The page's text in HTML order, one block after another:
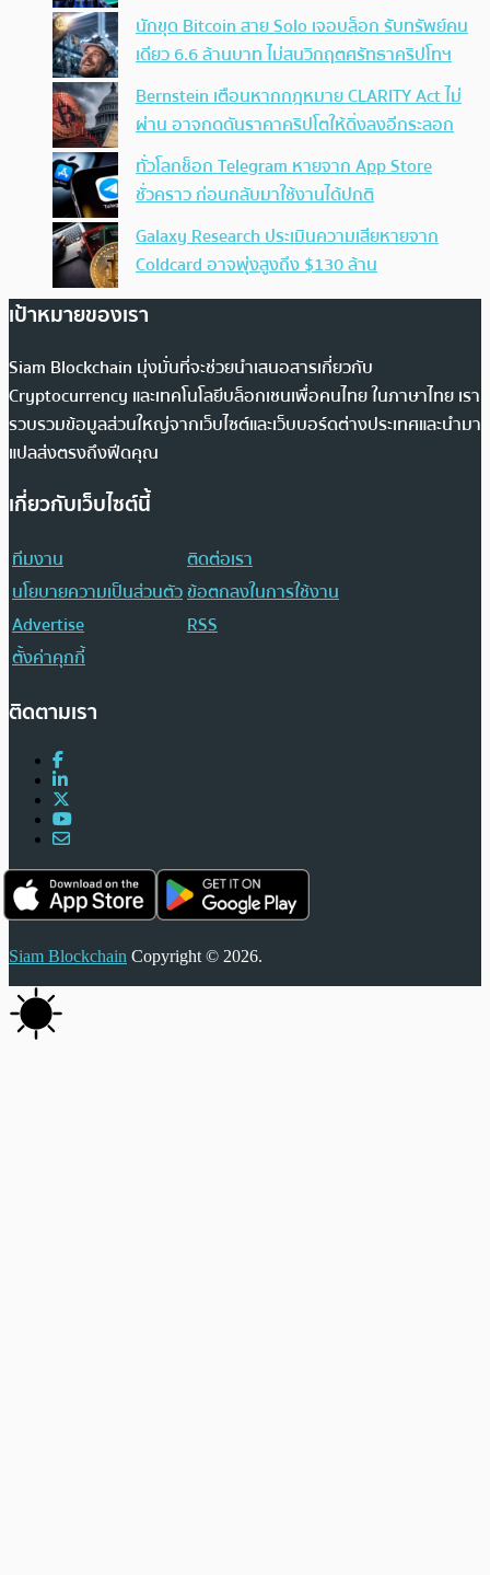
นักขุด Bitcoin สาย Solo เจอบล็อก รับทรัพย์คน
เดียว 6.6 ล้านบาท ไม่สนวิกฤตศรัทธาคริปโทฯ
Bernstein เตือนหากกฎหมาย CLARITY Act ไม่
ผ่าน อาจกดดันราคาคริปโตให้ดิ่งลงอีกระลอก
ทั่วโลกช็อก Telegram หายจาก App Store
ชั่วคราว ก่อนกลับมาใช้งานได้ปกติ
Galaxy Research ประเมินความเสียหายจาก
Coldcard อาจพุ่งสูงถึง $130 ล้าน
เป้าหมายของเรา
Siam Blockchain มุ่งมั่นที่จะช่วยนำเสนอสารเกี่ยวกับ
Cryptocurrency และเทคโนโลยีบล็อกเชนเพื่อคนไทย ในภาษาไทย เรา
รวบรวมข้อมูลส่วนใหญ่จากเว็บไซต์และเว็บบอร์ดต่างประเทศและนำมา
แปลส่งตรงถึงฟีดคุณ
เกี่ยวกับเว็บไซต์นี้
ทีมงาน
ติดต่อเรา
นโยบายความเป็นส่วนตัวข้อตกลงในการใช้งาน
Advertise
RSS
ตั้งค่าคุกกี้
ติดตามเรา
Siam Blockchain Copyright © 2026.